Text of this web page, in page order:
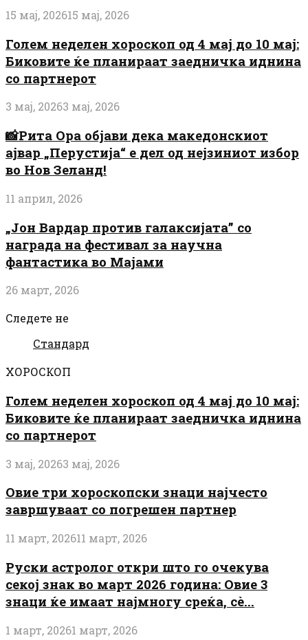
15 мај, 202615 мај, 2026
Голем неделен хороскоп од 4 мај до 10 мај:
Биковите ќе планираат заедничка иднина
со партнерот
3 мај, 20263 мај, 2026
📸Рита Ора објави дека македонскиот
ајвар „Перустија“ е дел од нејзиниот избор
во Нов Зеланд!
11 април, 2026
„Јон Вардар против галаксијата” со
награда на фестивал за научна
фантастика во Мајами
26 март, 2026
Следете не
Стандард
ХОРОСКОП
Голем неделен хороскоп од 4 мај до 10 мај:
Биковите ќе планираат заедничка иднина
со партнерот
3 мај, 20263 мај, 2026
Овие три хороскопски знаци најчесто
завршуваат со погрешен партнер
11 март, 202611 март, 2026
Руски астролог откри што го очекува
секој знак во март 2026 година: Овие 3
знаци ќе имаат најмногу среќа, сè...
1 март, 20261 март, 2026